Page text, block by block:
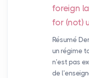
foreign
for (not)
Résumé
un régime
n’est pas
de